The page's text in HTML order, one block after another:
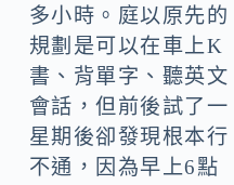
多小時。庭以原先的
規劃是可以在車上K
書、背單字、聽英文
會話，但前後試了一
星期後卻發現根本行
不通，因為早上6點